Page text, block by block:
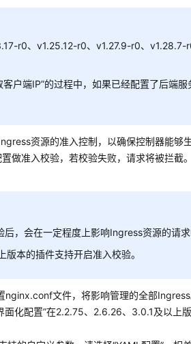
r0、v1.25.12-r0、v1.27.9-r0、
客户端IP”的过程中，如果已经配置了后端
资源的准入控制，以确保控制器能够
做准入校验，若校验失败，请求将被拦截
后，会在一定程度上影响Ingress资源的请求
版本的插件支持开启准入校验。
nginx.conf文件，将影响管理的全部
面化配置”在2.2.75、2.6.26、3.0.1及以上